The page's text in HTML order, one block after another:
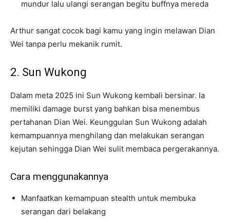
mundur lalu ulangi serangan begitu buffnya mereda
Arthur sangat cocok bagi kamu yang ingin melawan Dian
Wei tanpa perlu mekanik rumit.
2. Sun Wukong
Dalam meta 2025 ini Sun Wukong kembali bersinar. Ia
memiliki damage burst yang bahkan bisa menembus
pertahanan Dian Wei. Keunggulan Sun Wukong adalah
kemampuannya menghilang dan melakukan serangan
kejutan sehingga Dian Wei sulit membaca pergerakannya.
Cara menggunakannya
Manfaatkan kemampuan stealth untuk membuka
serangan dari belakang